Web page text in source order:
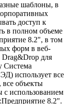
шаблоны, в
доступ к
в полном объеме
8.2", в том
форм в веб-
Drag&Drop для
Система
использует все
объекты
с использованием
8.2".